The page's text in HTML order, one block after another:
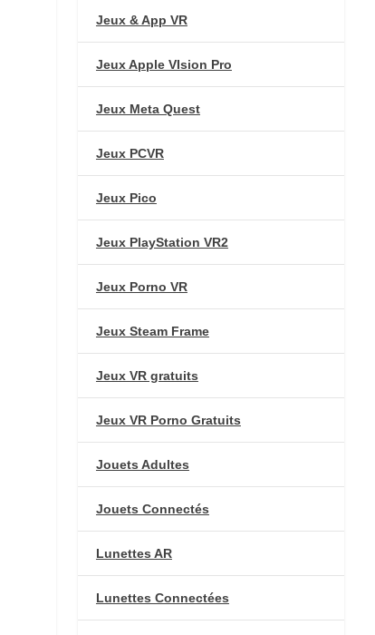
Jeux & App VR
Jeux Apple VIsion Pro
Jeux Meta Quest
Jeux PCVR
Jeux Pico
Jeux PlayStation VR2
Jeux Porno VR
Jeux Steam Frame
Jeux VR gratuits
Jeux VR Porno Gratuits
Jouets Adultes
Jouets Connectés
Lunettes AR
Lunettes Connectées